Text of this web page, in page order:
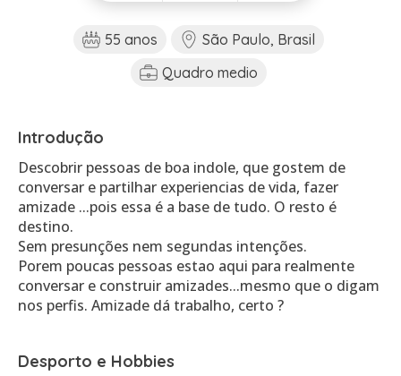
55 anos
São Paulo, Brasil
Quadro medio
Introdução
Descobrir pessoas de boa indole, que gostem de
conversar e partilhar experiencias de vida, fazer
amizade ...pois essa é a base de tudo. O resto é
destino.
Sem presunções nem segundas intenções.
Porem poucas pessoas estao aqui para realmente
conversar e construir amizades...mesmo que o digam
nos perfis. Amizade dá trabalho, certo ?
Desporto e Hobbies